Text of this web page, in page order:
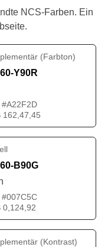
NCS-Farben. Ein
(Farbton)
Y90R
#A22F2D
162,47,45
B90G
#007C5C
0,124,92
(Kontrast)